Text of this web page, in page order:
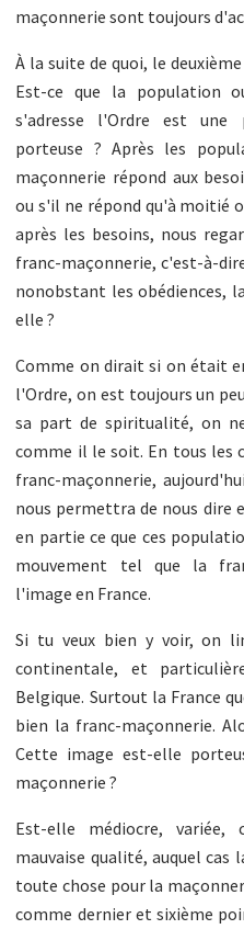
maçonnerie sont toujours
À la suite de quoi, le
Est-ce que la population
s'adresse l'Ordre est
porteuse ? Après les
maçonnerie répond aux
ou s'il ne répond qu'à moitié
après les besoins, nous
franc-maçonnerie, c'est-à-
nonobstant les obédiences,
elle ?
Comme on dirait si on était
l'Ordre, on est toujours un
sa part de spiritualité, on
comme il le soit. En tous les
franc-maçonnerie,
nous permettra de nous dire
en partie ce que ces
mouvement tel que la
l'image en France.
Si tu veux bien y voir, on
continentale, et
Belgique. Surtout la France
bien la franc-maçonnerie.
Cette image est-elle
maçonnerie ?
Est-elle médiocre,
mauvaise qualité, auquel
toute chose pour la
comme dernier et sixième